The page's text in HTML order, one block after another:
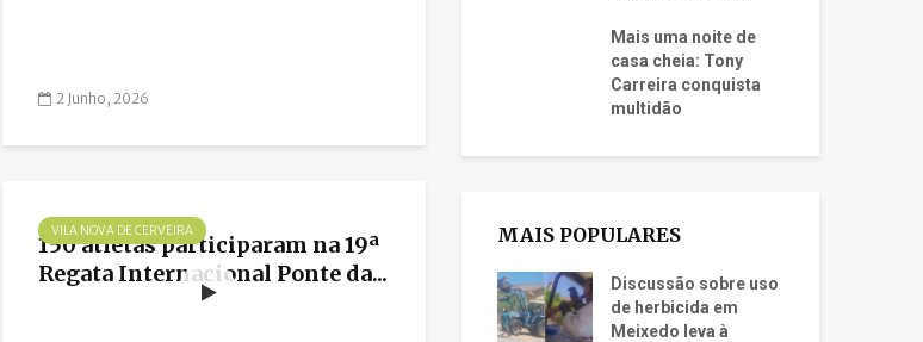
2 Junho, 2026
VILA NOVA DE CERVEIRA
150 atletas participaram na 19ª
Regata Internacional Ponte da...
Mais uma noite de
casa cheia: Tony
Carreira conquista
multidão
MAIS POPULARES
Discussão sobre uso
de herbicida em
Meixedo leva à